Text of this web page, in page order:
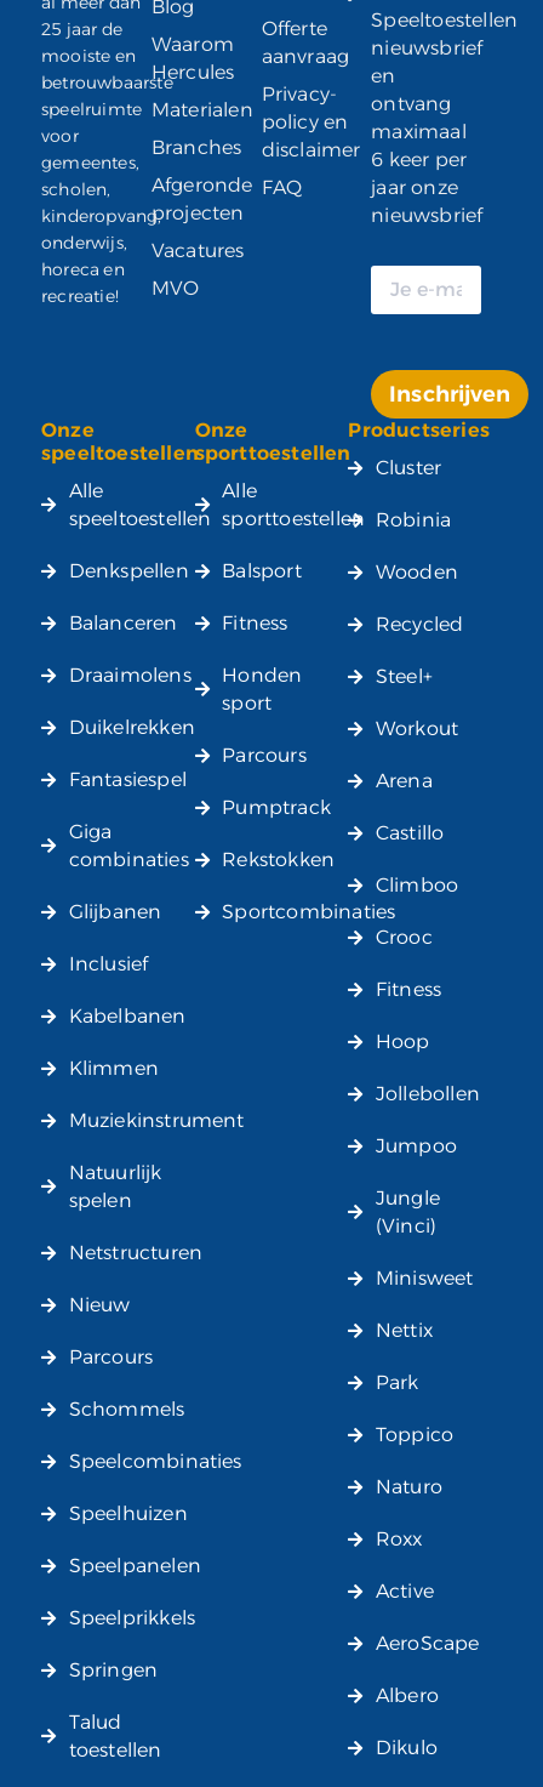
25 jaar de
mooiste en
betrouwbaarste
speelruimte
voor
gemeentes,
scholen,
kinderopvang,
onderwijs,
horeca en
recreatie!
Blog
Waarom
Hercules
Materialen
Branches
Afgeronde
projecten
Vacatures
MVO
Offerte
aanvraag
Privacy-
policy en
disclaimer
FAQ
Speeltoestellen
nieuwsbrief
en
ontvang
maximaal
6 keer per
jaar onze
nieuwsbrief
Inschrijven
Alternative:
Onze
speeltoestellen
Alle
speeltoestellen
Denkspellen
Balanceren
Draaimolens
Duikelrekken
Fantasiespel
Giga
combinaties
Glijbanen
Inclusief
Kabelbanen
Klimmen
Muziekinstrument
Natuurlijk
spelen
Netstructuren
Nieuw
Parcours
Schommels
Speelcombinaties
Speelhuizen
Speelpanelen
Speelprikkels
Springen
Talud
toestellen
Onze
sporttoestellen
Alle
sporttoestellen
Balsport
Fitness
Honden
sport
Parcours
Pumptrack
Rekstokken
Sportcombinaties
Productseries
Cluster
Robinia
Wooden
Recycled
Steel+
Workout
Arena
Castillo
Climboo
Crooc
Fitness
Hoop
Jollebollen
Jumpoo
Jungle
(Vinci)
Minisweet
Nettix
Park
Toppico
Naturo
Roxx
Active
AeroScape
Albero
Dikulo